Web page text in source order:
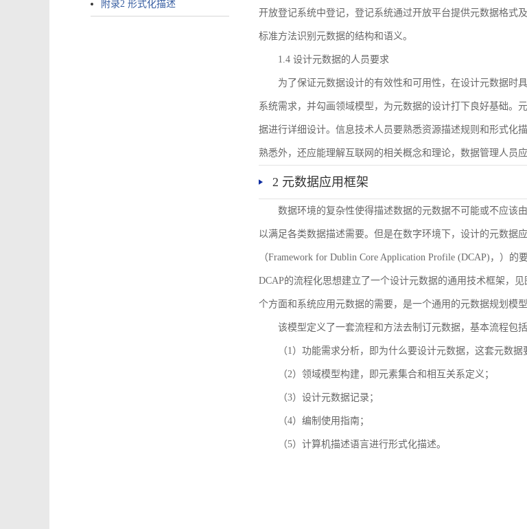
附录2 形式化描述
开放登记系统中登记，登记系统通过开放平台提供元数据格式
标准方法识别元数据的结构和语义。
1.4 设计元数据的人员要求
为了保证元数据设计的有效性和可用性，在设计元数据时
系统需求，并勾画领域模型，为元数据的设计打下良好基础。
据进行详细设计。信息技术人员要熟悉资源描述规则和形式化
熟悉外，还应能理解互联网的相关概念和理论，数据管理人员
2 元数据应用框架
数据环境的复杂性使得描述数据的元数据不可能或不应该
以满足各类数据描述需要。但是在数字环境下，设计的元数据
（Framework for Dublin Core Application Profile (DCAP)，）
DCAP的流程化思想建立了一个设计元数据的通用技术框架，
个方面和系统应用元数据的需要，是一个通用的元数据规划模型
该模型定义了一套流程和方法去制订元数据，基本流程包括
（1）功能需求分析，即为什么要设计元数据，这套元数
（2）领域模型构建，即元素集合和相互关系定义；
（3）设计元数据记录；
（4）编制使用指南；
（5）计算机描述语言进行形式化描述。